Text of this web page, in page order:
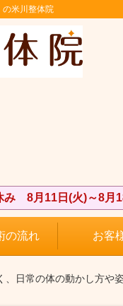
の米川整体院
み 8月11日(火)～8月
の流れ お客
日常の体の動かし方や